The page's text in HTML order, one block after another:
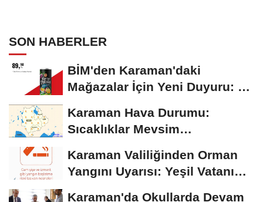
SON HABERLER
BİM'den Karaman'daki
Mağazalar İçin Yeni Duyuru: 11
Karaman Hava Durumu:
Sıcaklıklar Mevsim
Seyrediyor
Karaman Valiliğinden Orman
Yangını Uyarısı: Yeşil Vatanı
Karaman'da Okullarda Devam